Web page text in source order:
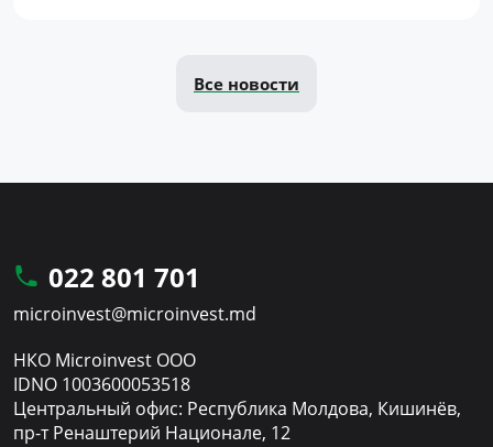
Все новости
022 801 701
microinvest@microinvest.md
НКО Microinvest ООО
IDNO 1003600053518
Центральный офис: Республика Молдова, Кишинёв,
пр-т Ренаштерий Национале, 12